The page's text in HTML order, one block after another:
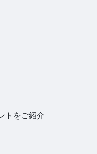
トをご紹介